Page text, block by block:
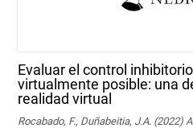
Evaluar el control
virtualmente posible: una
realidad virtual
Rocabado, F., Duñabeitia, J.A. (2022)